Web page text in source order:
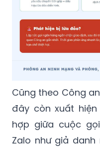
Cũng theo Công
đây còn xuất
hợp giữa cuộc
Zalo như giả